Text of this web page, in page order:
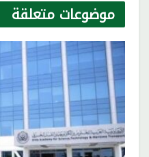
موضوعات متعلقة